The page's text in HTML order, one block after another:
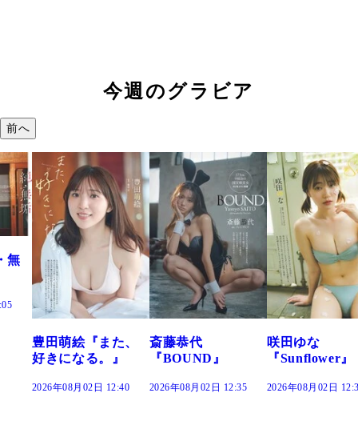
今週のグラビア
前へ
豊田萌絵『また、
好きになる。』
2026年08月02日 12:40
斎藤恭代
『BOUND』
2026年08月02日 12:35
咲田ゆな
『Sunflower』
2026年08月02日
無